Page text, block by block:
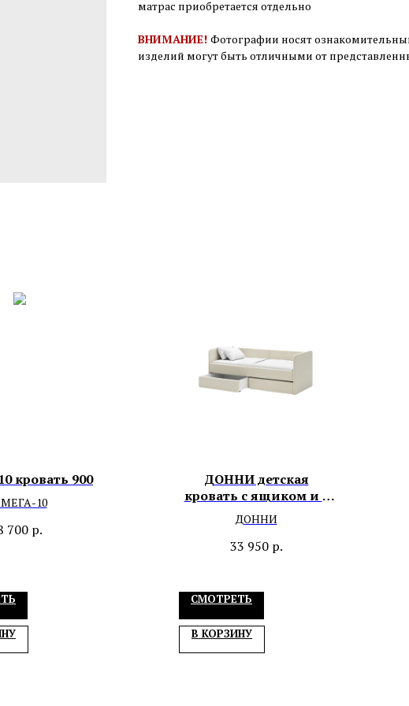
матрас приобретается отдельно
ВНИМАНИЕ! Фотографии носят
изделий могут быть отличными от
кровать 900
10
700 р.
ДОННИ детская
кровать с ящиком и с
матрасом
ДОННИ
33 950 р.
СМОТРЕТЬ
В КОРЗИНУ